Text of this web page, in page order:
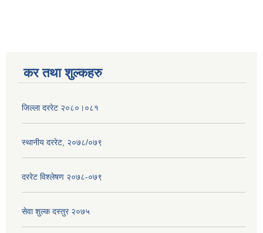
कर तथा शुल्कहरु
जिल्ला दररेट २०८०।०८१
स्थानीय दररेट, २०७८/०७९
दररेट विश्लेषण २०७८-०७९
सेवा शुल्क दस्तुर २०७५